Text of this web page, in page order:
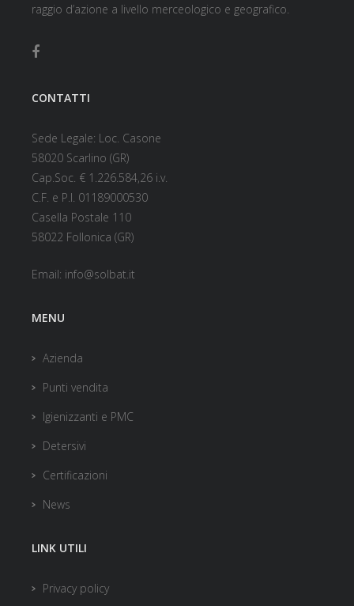
raggio d’azione a livello merceologico e geografico.
CONTATTI
Sede Legale: Loc. Casone
58020 Scarlino (GR)
Cap.Soc. € 1.226.584,26 i.v.
C.F. e P.I. 01189000530
Casella Postale 110
58022 Follonica (GR)
Email: info@solbat.it
MENU
Azienda
Punti vendita
Igienizzanti e PMC
Detersivi
Certificazioni
News
LINK UTILI
Privacy policy